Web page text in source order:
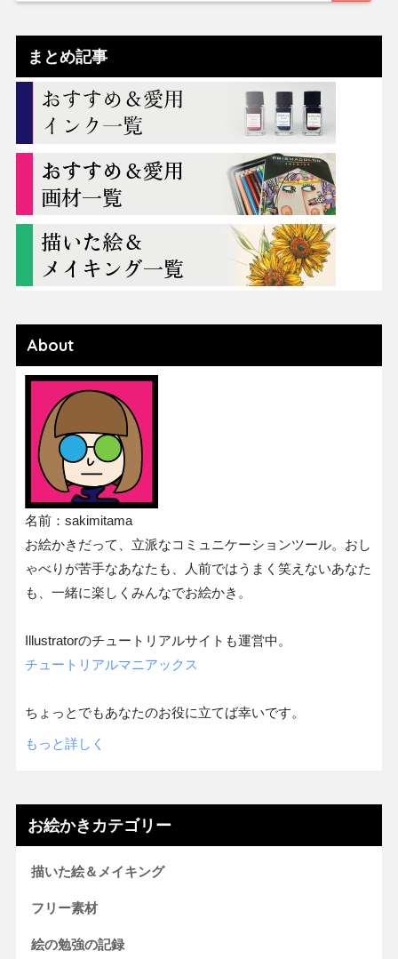
まとめ記事
About
名前：sakimitama
お絵かきだって、立派なコミュニケーションツール。おし
ゃべりが苦手なあなたも、人前ではうまく笑えないあなた
も、一緒に楽しくみんなでお絵かき。
Illustratorのチュートリアルサイトも運営中。
チュートリアルマニアックス
ちょっとでもあなたのお役に立てば幸いです。
もっと詳しく
お絵かきカテゴリー
描いた絵＆メイキング
フリー素材
絵の勉強の記録